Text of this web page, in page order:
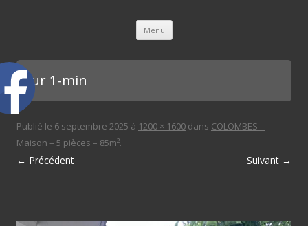
Menu Aller au contenu principal
cour 1-min
Publié le 6 septembre 2025 à 1200 × 1600 dans COLOMBES –
Maison – 5 pièces – 85m².
← Précédent Suivant →